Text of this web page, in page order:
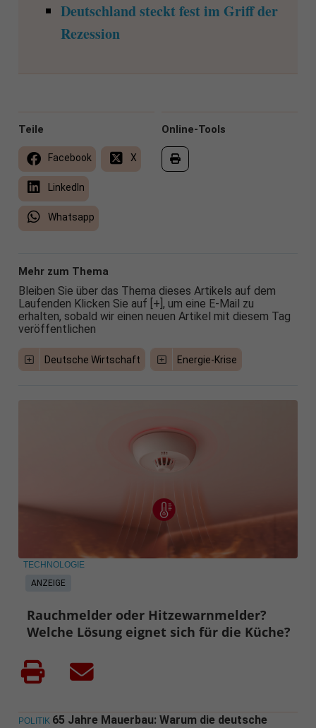
Deutschland steckt fest im Griff der
Rezession
Online-Tools
Teile
Facebook X
LinkedIn
Whatsapp
Mehr zum Thema
Bleiben Sie über das Thema dieses Artikels auf dem
Laufenden Klicken Sie auf [+], um eine E-Mail zu
erhalten, sobald wir einen neuen Artikel mit diesem Tag
veröffentlichen
Deutsche Wirtschaft Energie-Krise
ANZEIGE
TECHNOLOGIE
Rauchmelder oder Hitzewarnmelder?
Welche Lösung eignet sich für die Küche?
POLITIK 65 Jahre Mauerbau: Warum die deutsche